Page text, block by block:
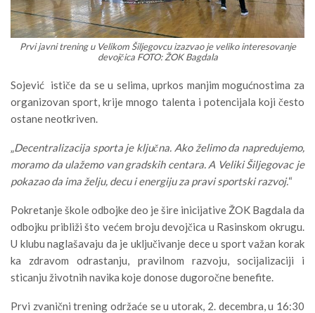
Prvi javni trening u Velikom Šiljegovcu izazvao je veliko interesovanje
devojčica FOTO: ŽOK Bagdala
Sojević ističe da se u selima, uprkos manjim mogućnostima za
organizovan sport, krije mnogo talenta i potencijala koji često
ostane neotkriven.
„Decentralizacija sporta je ključna. Ako želimo da napredujemo,
moramo da ulažemo van gradskih centara. A Veliki Šiljegovac je
pokazao da ima želju, decu i energiju za pravi sportski razvoj.“
Pokretanje škole odbojke deo je šire inicijative ŽOK Bagdala da
odbojku približi što većem broju devojčica u Rasinskom okrugu.
U klubu naglašavaju da je uključivanje dece u sport važan korak
ka zdravom odrastanju, pravilnom razvoju, socijalizaciji i
sticanju životnih navika koje donose dugoročne benefite.
Prvi zvanični trening održaće se u utorak, 2. decembra, u 16:30